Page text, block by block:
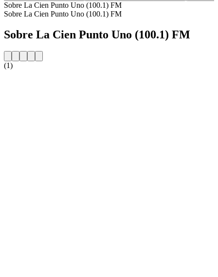
Sobre La Cien Punto Uno (100.1) FM
Sobre La Cien Punto Uno (100.1) FM
Sobre La Cien Punto Uno (100.1) FM
(1)